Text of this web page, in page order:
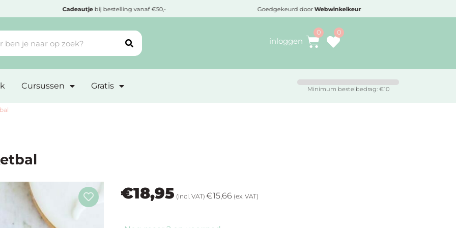
Cadeautjebij bestelling vanaf €50,- Goedgekeurd doorWebwinkelkeur
inloggen
Cursussen Gratis Minimum bestelbedrag: €10
€18,95 (incl. VAT) €15,66 (ex. VAT)